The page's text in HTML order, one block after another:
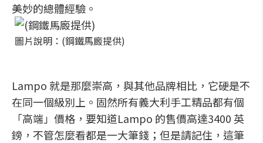
美妙的總體經驗。
圖片說明：(鋼鐵馬廄提供)
Lampo 就是那麼崇高，與其他品牌相比，它硬是不
在同一個級別上。固然所有義大利手工精品都有個
「高端」價格，要知道Lampo 的售價高達3400 英
鎊，不管怎麼看都是一大筆錢；但是請記住，這筆